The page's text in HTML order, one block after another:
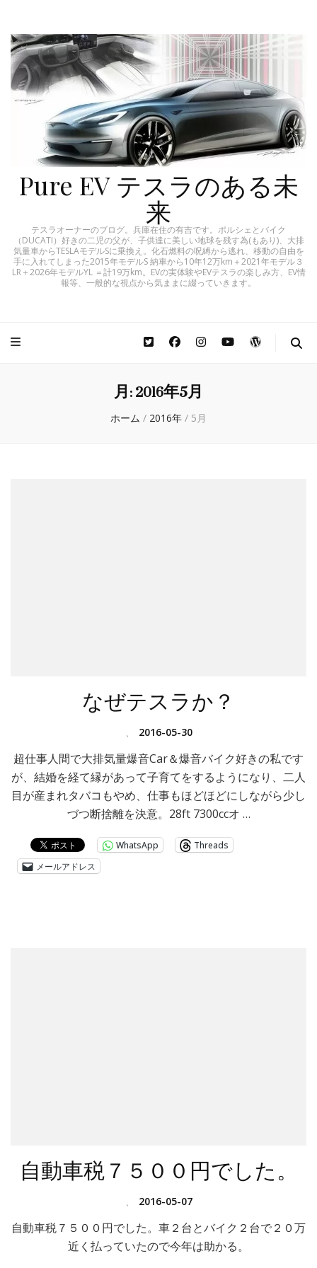
Pure EV テスラのある未
来
テスラオーナーのブログ。兵庫在住の有吉です。ポルシェとバイク
（DUCATI）好きの二児の父が、子供達に美しい地球を残す為(もあり)、大排
気量車からTESLAモデルSに乗換え。化石燃料の呪縛から逃れ、移動の自由を
手に入れてしまった2015年モデルS 納車から10年12万km＋2021年モデル３
LR＋2026年モデルYL ＝計19万km。EVの実体験やEVテスラの楽しみ方、EV情
報等、一般的な視点から気ままに綴っていきます。
月:2016年5月
ホーム / 2016年 / 5月
なぜテスラか？
、 2016-05-30
超仕事人間で大排気量爆音Car＆爆音バイク好きの私です
が、結婚を経て縁があって子育てをするようになり、二人
目が産まれタバコもやめ、仕事もほどほどにしながら少し
づつ断捨離を決意。28ft 7300ccオ …
WhatsApp
Threads
メールアドレス
自動車税７５００円でした。
2016-05-07
自動車税７５００円でした。車２台とバイク２台で２０万
近く払っていたので今年は助かる。